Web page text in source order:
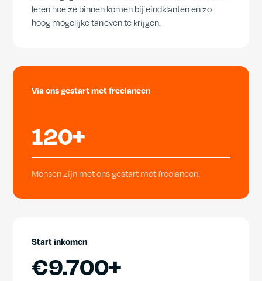
leren hoe ze binnen komen bij eindklanten en zo
hoog mogelijke tarieven te krijgen.
Via ons gestart met freelancen
120+
Mensen zijn met ons gestart met freelancen.
Start inkomen
€9.700+